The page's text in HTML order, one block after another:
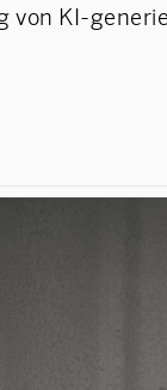
von KI-